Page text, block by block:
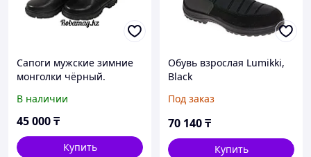
Сапоги мужские зимние
монголки чёрный.
В наличии
45 000₸
Купить
Обувь взрослая Lumikki,
Black
Под заказ
70 140₸
Купить